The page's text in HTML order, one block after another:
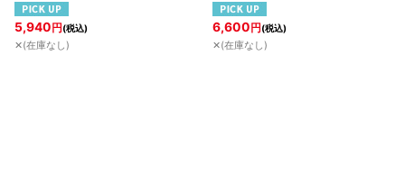
5,940円(税込)
✕(在庫なし)
6,600円(税込)
✕(在庫なし)